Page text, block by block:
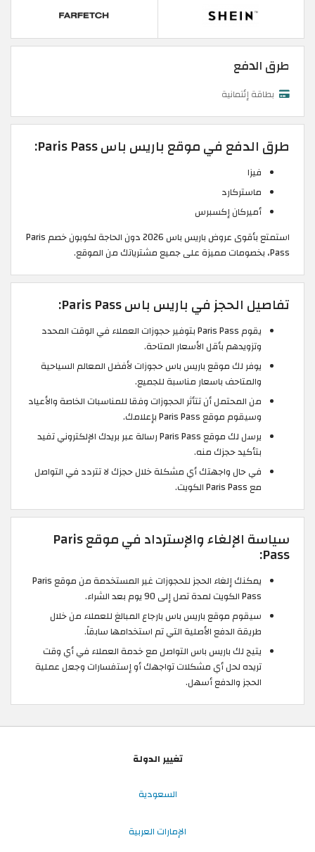
طرق الدفع
بطاقة إئتمانية
طرق الدفع في موقع باريس باس Paris Pass:
فيزا
ماستركارد
أميركان إكسبرس
استمتع بأقوى عروض باريس باس 2026 دون الحاجة لكوبون خصم Paris
Pass، بخصومات مميزة على جميع مشترياتك من الموقع.
تفاصيل الحجز في باريس باس Paris Pass:
يقوم Paris Pass بتوفير حجوزات العملاء في الوقت المحدد
وتزويدهم بأقل الأسعار المتاحة.
يوفر لك موقع باريس باس حجوزات لأفضل المعالم السياحية
والمتاحف باسعار مناسبة للجميع.
من المحتمل أن تتأثر الحجوزات وفقا للمناسبات الخاصة والأعياد
وسيقوم موقع Paris Pass بإعلامك.
يرسل لك موقع Paris Pass رسالة عبر بريدك الإلكتروني تفيد
بتأكيد حجزك منه.
في حال واجهتك أي مشكلة خلال حجزك لا تتردد في التواصل
مع Paris Pass الكويت.
سياسة الإلغاء والإسترداد في موقع Paris
Pass:
يمكنك إلغاء الحجز للحجوزات غير المستخدمة من موقع Paris
Pass الكويت لمدة تصل إلى 90 يوم بعد الشراء.
سيقوم موقع باريس باس بارجاع المبالغ للعملاء من خلال
طريقة الدفع الأصلية التي تم استخدامها سابقاً.
يتيح لك باريس باس التواصل مع خدمة العملاء في أي وقت
تريده لحل أي مشكلات تواجهك أو إستفسارات وجعل عملية
الحجز والدفع أسهل.
تغيير الدولة
السعودية
الإمارات العربية